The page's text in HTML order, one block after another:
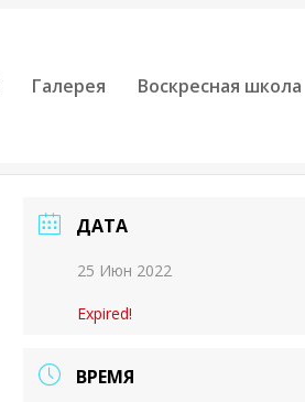
Галерея Воскресная школа
ДАТА
25 Июн 2022
Expired!
ВРЕМЯ